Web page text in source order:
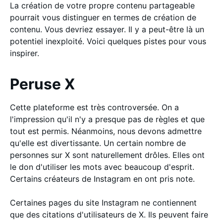
La création de votre propre contenu partageable
pourrait vous distinguer en termes de création de
contenu. Vous devriez essayer. Il y a peut-être là un
potentiel inexploité. Voici quelques pistes pour vous
inspirer.
Peruse X
Cette plateforme est très controversée. On a
l'impression qu'il n'y a presque pas de règles et que
tout est permis. Néanmoins, nous devons admettre
qu'elle est divertissante. Un certain nombre de
personnes sur X sont naturellement drôles. Elles ont
le don d'utiliser les mots avec beaucoup d'esprit.
Certains créateurs de Instagram en ont pris note.
Certaines pages du site Instagram ne contiennent
que des citations d'utilisateurs de X. Ils peuvent faire